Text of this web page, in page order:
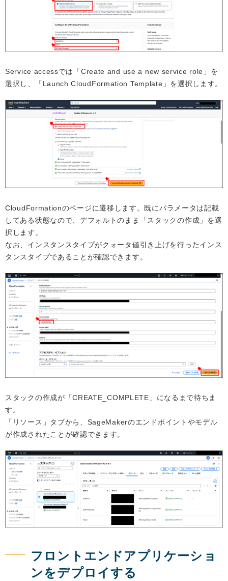
Service accessでは「Create and use a new service role」を
選択し、「Launch CloudFormation Template」を選択します。
CloudFormationのページに遷移します。既にパラメータは記載
してある状態なので、デフォルトのまま「スタックの作成」を選
択します。
なお、インスタンスタイプがクォータ値引き上げを行ったインス
タンスタイプであることが確認できます。
スタックの作成が「CREATE_COMPLETE」になるまで待ちま
す。
「リソース」タブから、SageMakerのエンドポイントやモデル
が作成されたことが確認できます。
フロントエンドアプリケーショ
ンをデプロイする